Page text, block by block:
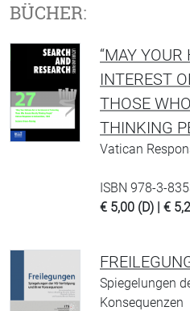
BÜCHER:
“MAY
INTEREST
THOSE
THINKING
Vatican
ISBN 978-3-
€ 5,00 (D) | €
Spiegelungen
Konsequenzen